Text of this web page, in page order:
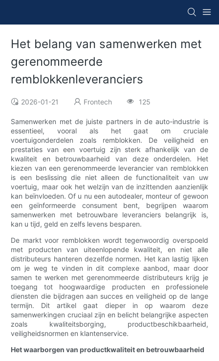
Het belang van samenwerken met
gerenommeerde
remblokkenleveranciers
2026-01-21 Frontech 125
Samenwerken met de juiste partners in de auto-industrie is
essentieel, vooral als het gaat om cruciale
voertuigonderdelen zoals remblokken. De veiligheid en
prestaties van een voertuig zijn sterk afhankelijk van de
kwaliteit en betrouwbaarheid van deze onderdelen. Het
kiezen van een gerenommeerde leverancier van remblokken
is een beslissing die niet alleen de functionaliteit van uw
voertuig, maar ook het welzijn van de inzittenden aanzienlijk
kan beïnvloeden. Of u nu een autodealer, monteur of gewoon
een geïnformeerde consument bent, begrijpen waarom
samenwerken met betrouwbare leveranciers belangrijk is,
kan u tijd, geld en zelfs levens besparen.
De markt voor remblokken wordt tegenwoordig overspoeld
met producten van uiteenlopende kwaliteit, en niet alle
distributeurs hanteren dezelfde normen. Het kan lastig lijken
om je weg te vinden in dit complexe aanbod, maar door
samen te werken met gerenommeerde distributeurs krijg je
toegang tot hoogwaardige producten en professionele
diensten die bijdragen aan succes en veiligheid op de lange
termijn. Dit artikel gaat dieper in op waarom deze
samenwerkingen cruciaal zijn en belicht belangrijke aspecten
zoals kwaliteitsborging, productbeschikbaarheid,
veiligheidsnormen en klantenservice.
Het waarborgen van productkwaliteit en betrouwbaarheid